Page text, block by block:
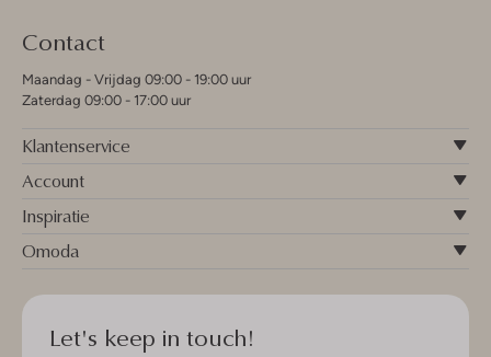
Contact
Maandag - Vrijdag 09:00 - 19:00 uur
Zaterdag 09:00 - 17:00 uur
Klantenservice
Account
Inspiratie
Omoda
Let's keep in touch!